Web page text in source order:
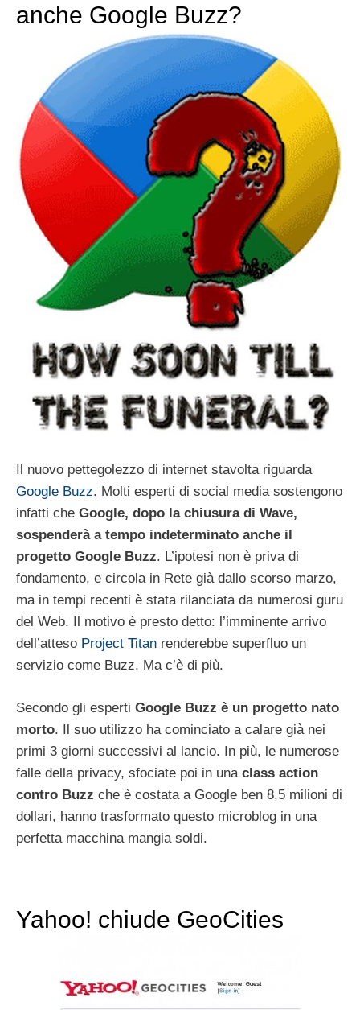
anche Google Buzz?
Il nuovo pettegolezzo di internet stavolta riguarda
Google Buzz. Molti esperti di social media sostengono
infatti che Google, dopo la chiusura di Wave,
sospenderà a tempo indeterminato anche il
progetto Google Buzz. L’ipotesi non è priva di
fondamento, e circola in Rete già dallo scorso marzo,
ma in tempi recenti è stata rilanciata da numerosi guru
del Web. Il motivo è presto detto: l’imminente arrivo
dell’atteso Project Titan renderebbe superfluo un
servizio come Buzz. Ma c’è di più.
Secondo gli esperti Google Buzz è un progetto nato
morto. Il suo utilizzo ha cominciato a calare già nei
primi 3 giorni successivi al lancio. In più, le numerose
falle della privacy, sfociate poi in una class action
contro Buzz che è costata a Google ben 8,5 milioni di
dollari, hanno trasformato questo microblog in una
perfetta macchina mangia soldi.
Yahoo! chiude GeoCities